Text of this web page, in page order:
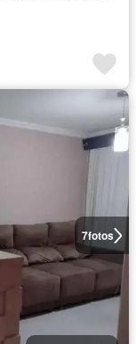
7fotos